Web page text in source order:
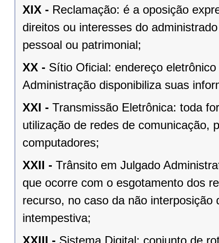
XIX - Reclamação: é a oposição
direitos ou interesses do
pessoal ou patrimonial;
XX - Sítio Oficial: endereço
Administração disponibiliza suas
XXI - Transmissão Eletrônica: toda
utilização de redes de comunicação,
computadores;
XXII - Trânsito em Julgado
que ocorre com o esgotamento dos
recurso, no caso da não
intempestiva;